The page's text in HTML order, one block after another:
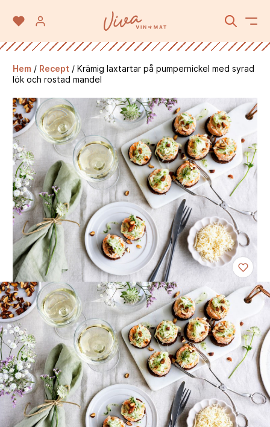
Hem / Recept / Krämig laxtartar på pumpernickel med syrad
lök och rostad mandel